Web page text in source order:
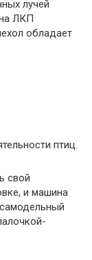
лучей
ЛКП
обладает
птиц.
свой
и машина